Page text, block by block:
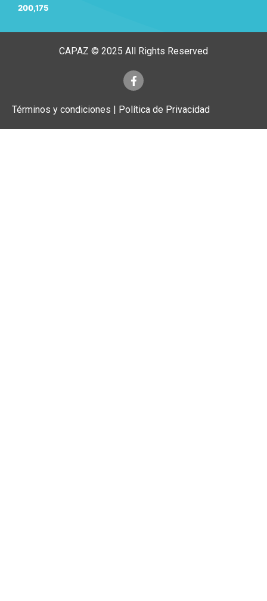
200,175
CAPAZ © 2025 All Rights Reserved
Términos y condiciones | Política de Privacidad